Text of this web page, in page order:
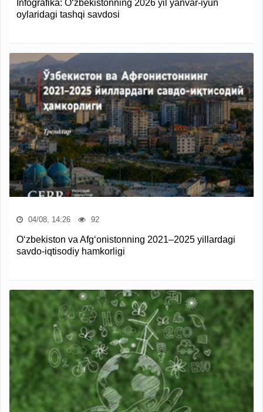
Infografika: O‘zbekistonning 2026 yil yanvar-iyun
oylaridagi tashqi savdosi
04/08, 14:26 92
O‘zbekiston va Afg‘onistonning 2021–2025 yillardagi
savdo-iqtisodiy hamkorligi